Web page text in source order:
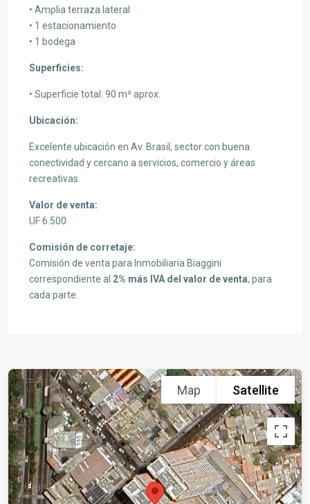
• Amplia terraza lateral
• 1 estacionamiento
• 1 bodega
Superficies:
• Superficie total: 90 m² aprox.
Ubicación:
Excelente ubicación en Av. Brasil, sector con buena
conectividad y cercano a servicios, comercio y áreas
recreativas.
Valor de venta:
UF 6.500
Comisión de corretaje:
Comisión de venta para Inmobiliaria Biaggini
correspondiente al 2% más IVA del valor de venta, para
cada parte.
Map Satellite